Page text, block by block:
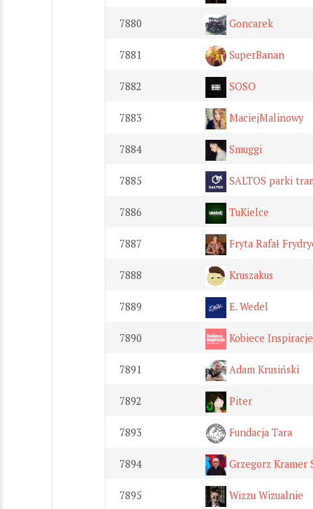
7880 Goncarek
7881 SuperBanan
7882 SOSO
7883 MaciejMalinowy
7884 Smuggi
7885 SALTOS parki
7886 TuKielce
7887 Fryta Rafał
7888 Kruszakus
7889 E. Wedel
7890 Kobiece Inspiracje
7891 Adam Krusiński
7892 Piter
7893 Fundacja Tara
7894 Grzegorz Kramer
7895 Wizzu Wizualnie